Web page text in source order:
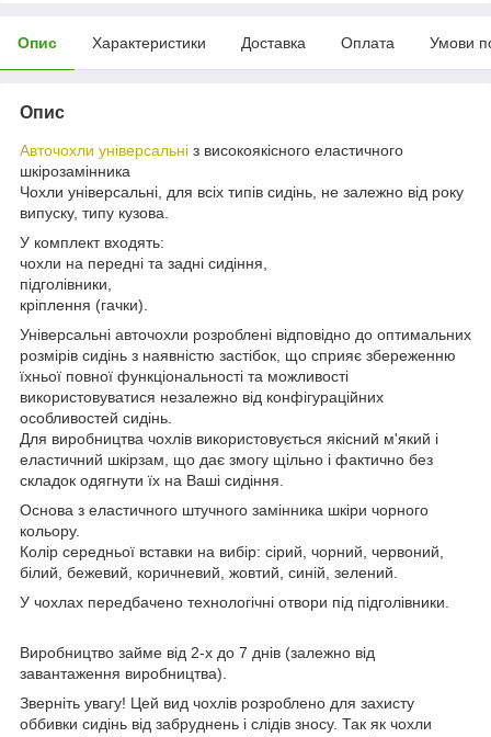
Опис Характеристики Доставка Оплата Умови
Опис
Авточохли універсальні з високоякісного еластичного
шкірозамінника
Чохли універсальні, для всіх типів сидінь, не залежно від року
випуску, типу кузова.
У комплект входять:
чохли на передні та задні сидіння,
підголівники,
кріплення (гачки).
Універсальні авточохли розроблені відповідно до оптимальних
розмірів сидінь з наявністю застібок, що сприяє збереженню
їхньої повної функціональності та можливості
використовуватися незалежно від конфігураційних
особливостей сидінь.
Для виробництва чохлів використовується якісний м'який і
еластичний шкірзам, що дає змогу щільно і фактично без
складок одягнути їх на Ваші сидіння.
Основа з еластичного штучного замінника шкіри чорного
кольору.
Колір середньої вставки на вибір: сірий, чорний, червоний,
білий, бежевий, коричневий, жовтий, синій, зелений.
У чохлах передбачено технологічні отвори під підголівники.
Виробництво займе від 2-х до 7 днів (залежно від
завантаження виробництва).
Зверніть увагу! Цей вид чохлів розроблено для захисту
оббивки сидінь від забруднень і слідів зносу. Так як чохли